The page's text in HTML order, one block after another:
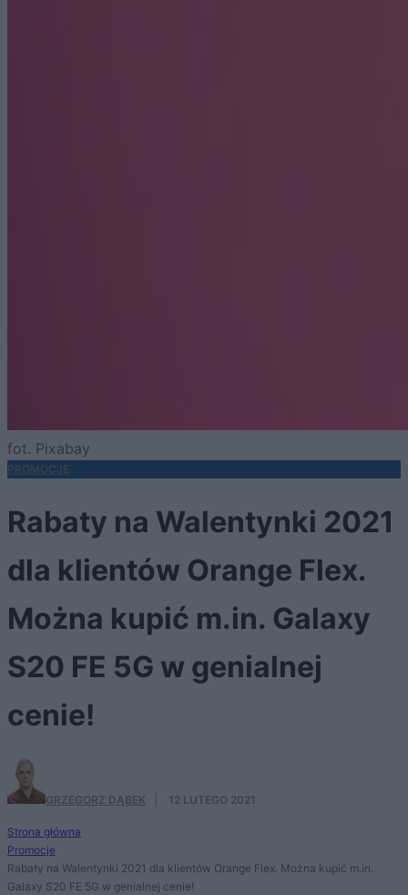
fot. Pixabay
PROMOCJE
Rabaty na Walentynki 2021
dla klientów Orange Flex.
Można kupić m.in. Galaxy
S20 FE 5G w genialnej
cenie!
GRZEGORZ DĄBEK 12 LUTEGO 2021
Strona główna
Promocje
Rabaty na Walentynki 2021 dla klientów Orange Flex. Można kupić m.in.
Galaxy S20 FE 5G w genialnej cenie!